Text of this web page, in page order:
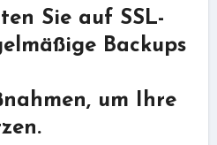
Sie auf SSL-
Backups
um Ihre